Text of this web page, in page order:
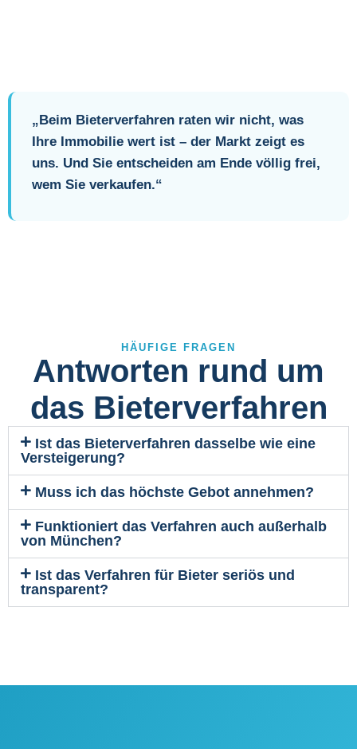
„Beim Bieterverfahren raten wir nicht, was
Ihre Immobilie wert ist – der Markt zeigt es
uns. Und Sie entscheiden am Ende völlig frei,
wem Sie verkaufen.“
HÄUFIGE FRAGEN
Antworten rund um
das Bieterverfahren
Ist das Bieterverfahren dasselbe wie eine
Versteigerung?
Muss ich das höchste Gebot annehmen?
Funktioniert das Verfahren auch außerhalb
von München?
Ist das Verfahren für Bieter seriös und
transparent?